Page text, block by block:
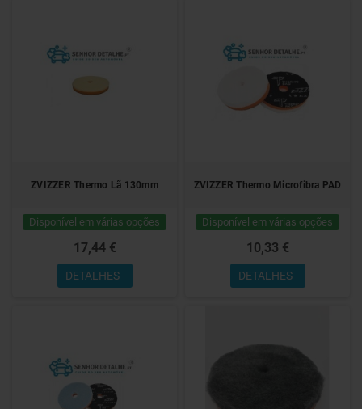
ZVIZZER Thermo Lã 130mm
Disponível em várias opções
17,44 €
DETALHES
ZVIZZER Thermo Microfibra PAD
Disponível em várias opções
10,33 €
DETALHES